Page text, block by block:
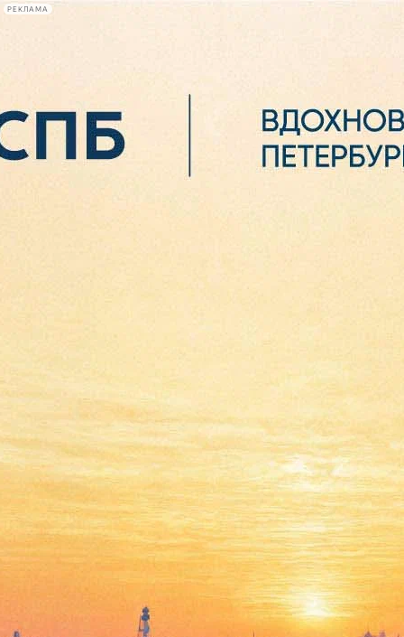
РЕКЛАМА
Сегодня:
2026.08.06
17:55